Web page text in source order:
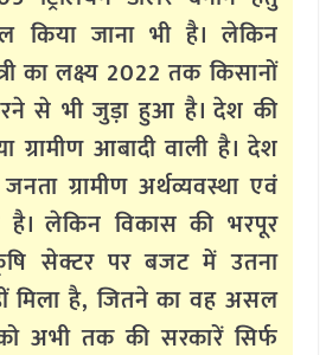
किया जाना भी है। लेकिन
का लक्ष्य 2022 तक किसानों
से भी जुड़ा हुआ है। देश की
ग्रामीण आबादी वाली है। देश
ग्रामीण अर्थव्यवस्था एवं
लेकिन विकास की भरपूर
सेक्टर पर बजट में उतना
मिला है, जितने का वह असल
अभी तक की सरकारें सिर्फ